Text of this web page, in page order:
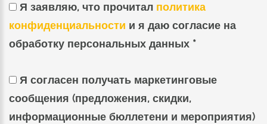
Я заявляю, что прочитал политика
конфиденциальности и я даю согласие на
обработку персональных данных *
Я согласен получать маркетинговые
сообщения (предложения, скидки,
информационные бюллетени и мероприятия)